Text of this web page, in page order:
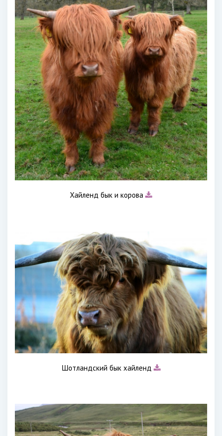
Хайленд бык и корова
Шотландский бык хайленд